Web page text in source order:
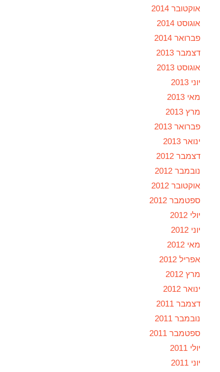
אוקטובר 2014
אוגוסט 2014
פברואר 2014
דצמבר 2013
אוגוסט 2013
יוני 2013
מאי 2013
מרץ 2013
פברואר 2013
ינואר 2013
דצמבר 2012
נובמבר 2012
אוקטובר 2012
ספטמבר 2012
יולי 2012
יוני 2012
מאי 2012
אפריל 2012
מרץ 2012
ינואר 2012
דצמבר 2011
נובמבר 2011
ספטמבר 2011
יולי 2011
יוני 2011